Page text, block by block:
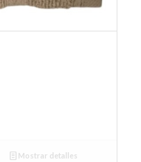
Mostrar detalles